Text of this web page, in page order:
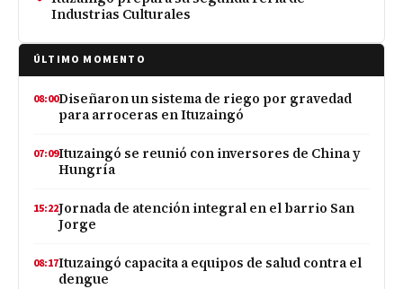
Industrias Culturales
ÚLTIMO MOMENTO
08:00Diseñaron un sistema de riego por gravedad
para arroceras en Ituzaingó
07:09Ituzaingó se reunió con inversores de China y
Hungría
15:22Jornada de atención integral en el barrio San
Jorge
08:17Ituzaingó capacita a equipos de salud contra el
dengue